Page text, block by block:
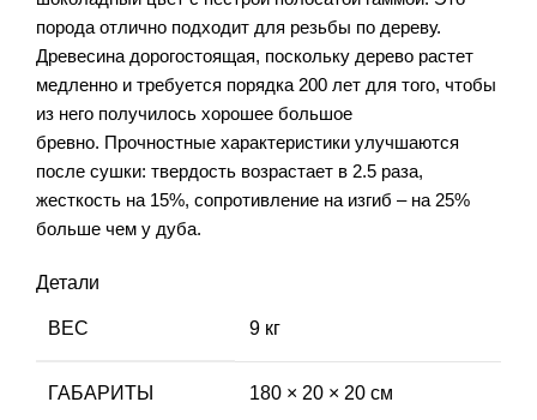
порода отлично подходит для резьбы по дереву.
Древесина дорогостоящая, поскольку дерево растет
медленно и требуется порядка 200 лет для того, чтобы
из него получилось хорошее большое
бревно. Прочностные характеристики улучшаются
после сушки: твердость возрастает в 2.5 раза,
жесткость на 15%, сопротивление на изгиб – на 25%
больше чем у дуба.
Детали
ВЕС 9 кг
ГАБАРИТЫ 180 × 20 × 20 см